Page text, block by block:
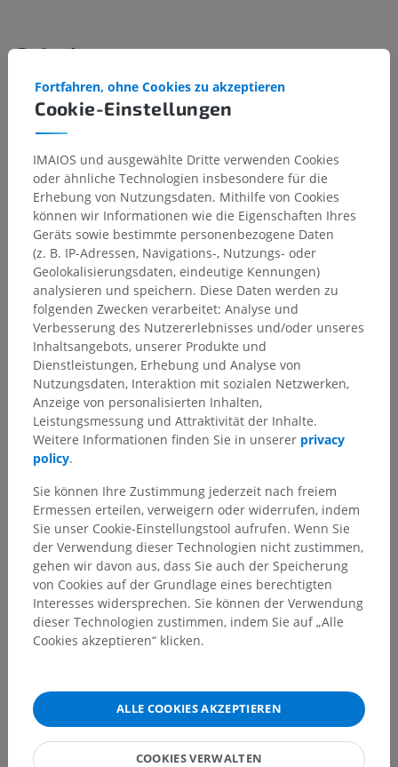
Galerie
Anatomische Hierarchie
Anatomie des Menschen 2
Menschlicher Körper> Integrierende Systeme
Nervensystem> Zentralnervensystem> Gehirn
Großhirn> Zwischenhirn> Thalamus>
Markblätter des Thalamus
Äußere Markblätter des Thalamus
Darunterliegende Strukturen:
Für dieses anatomische
Teil gibt es keine zugehörigen Strukturen
Anatomie des Menschen 1
Cookie-Einstellungen
Fortfahren, ohne Cookies zu akzeptieren
IMAIOS und ausgewählte Dritte verwenden Cookies
oder ähnliche Technologien insbesondere für die
Erhebung von Nutzungsdaten. Mithilfe von Cookies
können wir Informationen wie die Eigenschaften Ihres
Geräts sowie bestimmte personenbezogene Daten
(z. B. IP-Adressen, Navigations-, Nutzungs- oder
Geolokalisierungsdaten, eindeutige Kennungen)
analysieren und speichern. Diese Daten werden zu
folgenden Zwecken verarbeitet: Analyse und
Verbesserung des Nutzererlebnisses und/oder unseres
Inhaltsangebots, unserer Produkte und
Dienstleistungen, Erhebung und Analyse von
Nutzungsdaten, Interaktion mit sozialen Netzwerken,
Anzeige von personalisierten Inhalten,
Leistungsmessung und Attraktivität der Inhalte.
Weitere Informationen finden Sie in unserer privacy
policy.
Sie können Ihre Zustimmung jederzeit nach freiem
Ermessen erteilen, verweigern oder widerrufen, indem
Sie unser Cookie-Einstellungstool aufrufen. Wenn Sie
der Verwendung dieser Technologien nicht zustimmen,
gehen wir davon aus, dass Sie auch der Speicherung
von Cookies auf der Grundlage eines berechtigten
Interesses widersprechen. Sie können der Verwendung
dieser Technologien zustimmen, indem Sie auf „Alle
Cookies akzeptieren“ klicken.
ALLE COOKIES AKZEPTIEREN
COOKIES VERWALTEN